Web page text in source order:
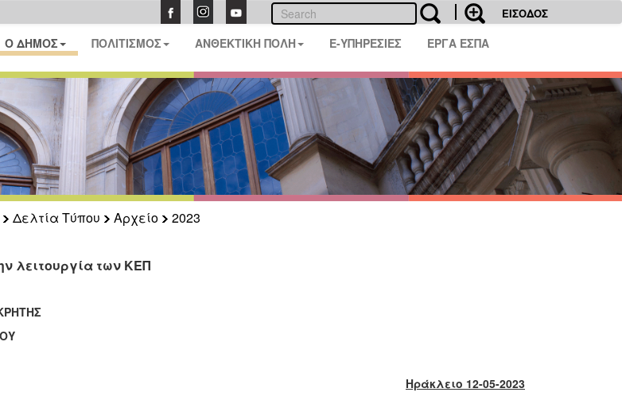
ΕΙΣΟΔΟΣ
Ο ΔΗΜΟΣ ΠΟΛΙΤΙΣΜΟΣ ΑΝΘΕΚΤΙΚΗ ΠΟΛΗ E-ΥΠΗΡΕΣΙΕΣ ΕΡΓΑ ΕΣΠΑ
Δελτία Τύπου Αρχείο
2023
λειτουργία των ΚΕΠ
Ηράκλειο 12-05-2023